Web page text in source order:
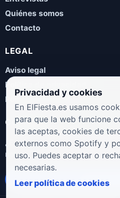
Quiénes somos
Contacto
LEGAL
Aviso legal
Política de privacidad
Política de cookies
COLABORA
¿Eres artista, manager, sello o
novedades, galas, entrevistas
Enviar
Privacidad y cookies
En ElFiesta.es usamos
para que la web funcione
las aceptas, cookies de
externos como Spotify y
uso. Puedes aceptar o
necesarias.
Leer política de cookies